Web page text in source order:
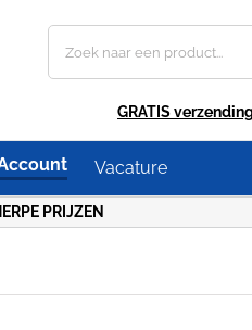
naar:
GRATIS
Vacature
PRIJZEN